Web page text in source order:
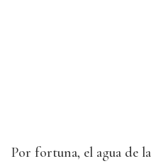
Por fortuna, el agua de